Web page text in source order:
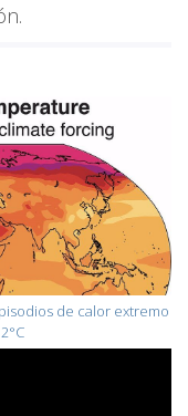
de calor extremo